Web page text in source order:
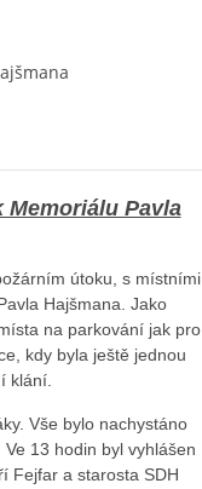
Pavla
útoku, s místními
Hajšmana. Jako
na parkování jak pro
kdy byla ještě jednou
klání.
Vše bylo nachystáno
13 hodin byl vyhlášen
Fejfar a starosta SDH